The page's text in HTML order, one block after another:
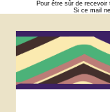
Pour être sûr de recevoir
Si ce mail